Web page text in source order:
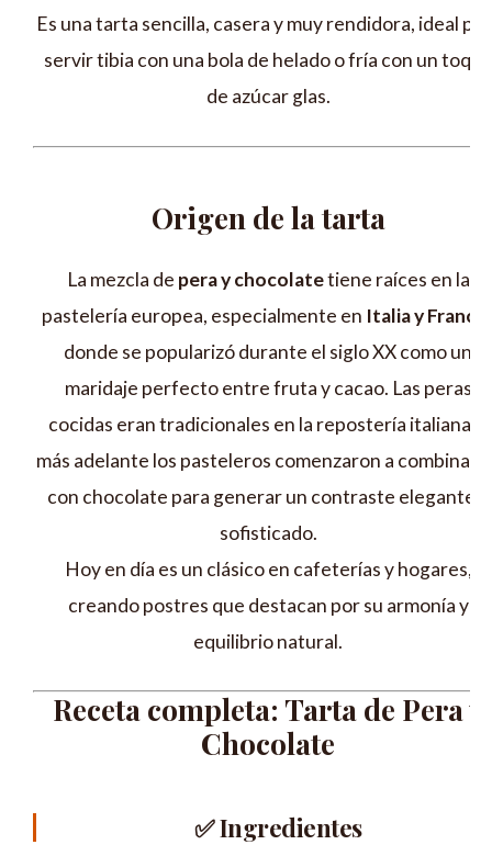
Es una tarta sencilla, casera y muy rendidora, ideal
servir tibia con una bola de helado o fría con un toque
de azúcar glas.
Origen de la tarta
La mezcla de pera y chocolatetiene raíces en la
pastelería europea, especialmente en Italia y Francia
donde se popularizó durante el siglo XX como un
maridaje perfecto entre fruta y cacao. Las peras
cocidas eran tradicionales en la repostería italiana, y
más adelante los pasteleros comenzaron a
con chocolate para generar un contraste elegante y
sofisticado.
Hoy en día es un clásico en cafeterías y hogares,
creando postres que destacan por su armonía y
equilibrio natural.
Receta completa: Tarta de Pera y
Chocolate
✅Ingredientes